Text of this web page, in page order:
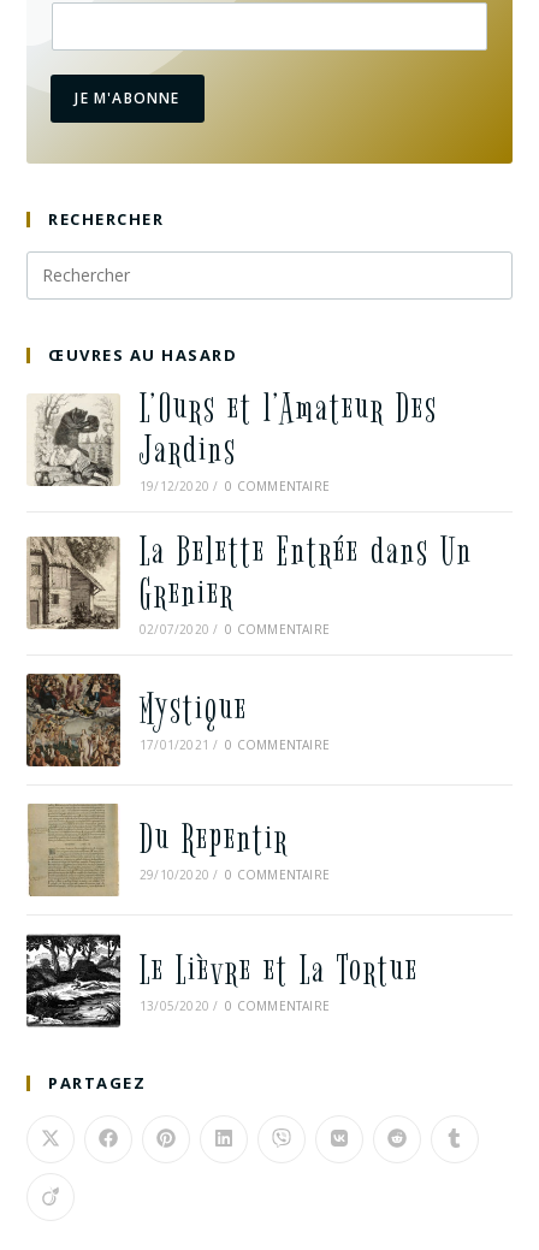
JE M'ABONNE
RECHERCHER
ŒUVRES AU HASARD
L’Ours et l’Amateur Des
Jardins
19/12/2020 / 0 COMMENTAIRE
La Belette Entrée dans Un
Grenier
02/07/2020 / 0 COMMENTAIRE
Mystique
17/01/2021 / 0 COMMENTAIRE
Du Repentir
29/10/2020 / 0 COMMENTAIRE
Le Lièvre et La Tortue
13/05/2020 / 0 COMMENTAIRE
PARTAGEZ